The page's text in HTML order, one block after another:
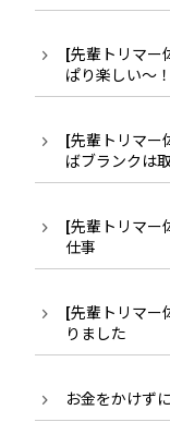
[先輩トリマー
ぱり楽しい〜！
[先輩トリマー
ばブランクは
[先輩トリマー
仕事
[先輩トリマー
りました
お金をかけず